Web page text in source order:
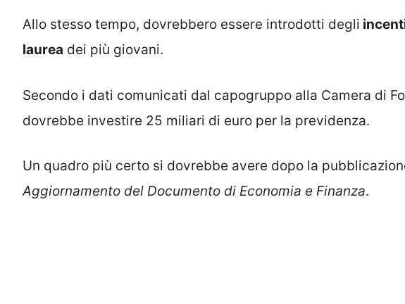
Allo stesso tempo, dovrebbero essere introdotti degli
laurea dei più giovani.
Secondo i dati comunicati dal capogruppo alla Camera di
dovrebbe investire 25 miliari di euro per la previdenza.
Un quadro più certo si dovrebbe avere dopo la
Aggiornamento del Documento di Economia e Finanza.